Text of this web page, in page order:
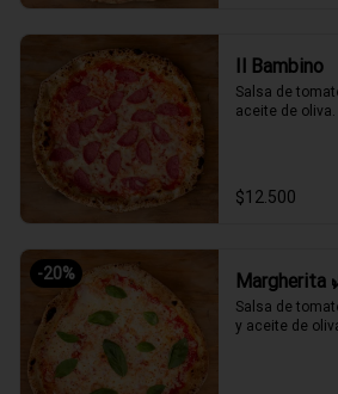
Il Bambino
Salsa de
aceite de oliva.
$12.500
-20% Margherita
Salsa de
y aceite de